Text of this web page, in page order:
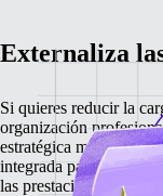
Externaliza
Si quieres reducir la
organización
estratégica más
integrada para
las prestaciones.